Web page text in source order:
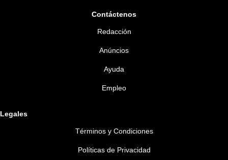
Contáctenos
Redacción
Anúncios
Ayuda
Empleo
Legales
Términos y Condiciones
Políticas de Privacidad